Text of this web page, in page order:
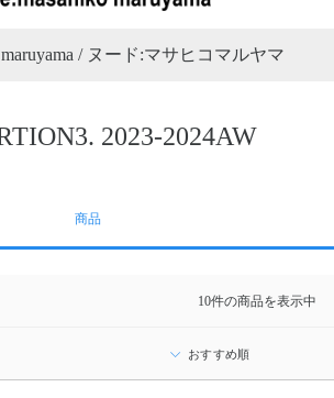
maruyama / ヌード:マサヒコマルヤマ
2023-2024AW
商品
10件の商品を表示中